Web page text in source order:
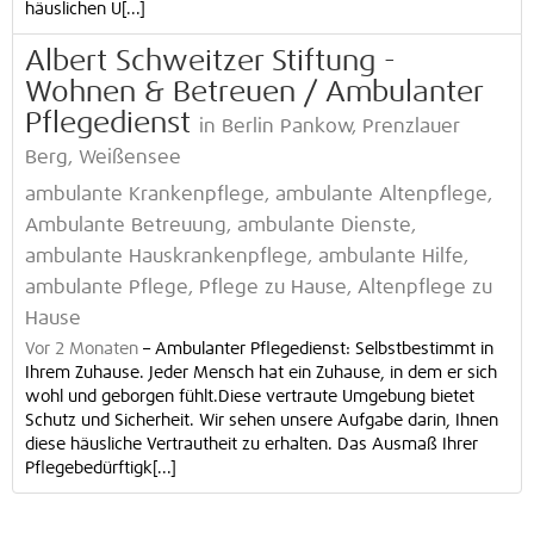
häuslichen U[...]
Albert Schweitzer Stiftung -
Wohnen & Betreuen / Ambulanter
Pflegedienst in Berlin Pankow, Prenzlauer
Berg, Weißensee
ambulante Krankenpflege, ambulante Altenpflege,
Ambulante Betreuung, ambulante Dienste,
ambulante Hauskrankenpflege, ambulante Hilfe,
ambulante Pflege, Pflege zu Hause, Altenpflege zu
Hause
Vor 2 Monaten – Ambulanter Pflegedienst: Selbstbestimmt in
Ihrem Zuhause. Jeder Mensch hat ein Zuhause, in dem er sich
wohl und geborgen fühlt.Diese vertraute Umgebung bietet
Schutz und Sicherheit. Wir sehen unsere Aufgabe darin, Ihnen
diese häusliche Vertrautheit zu erhalten. Das Ausmaß Ihrer
Pflegebedürftigk[...]